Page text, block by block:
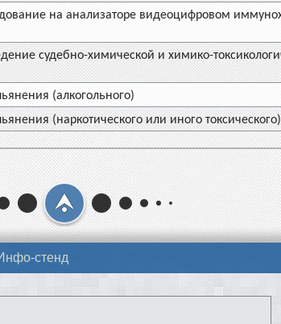
на анализаторе видеоцифровом
судебно-химической и химико-
(алкогольного)
(наркотического или иного токсического)
стенд